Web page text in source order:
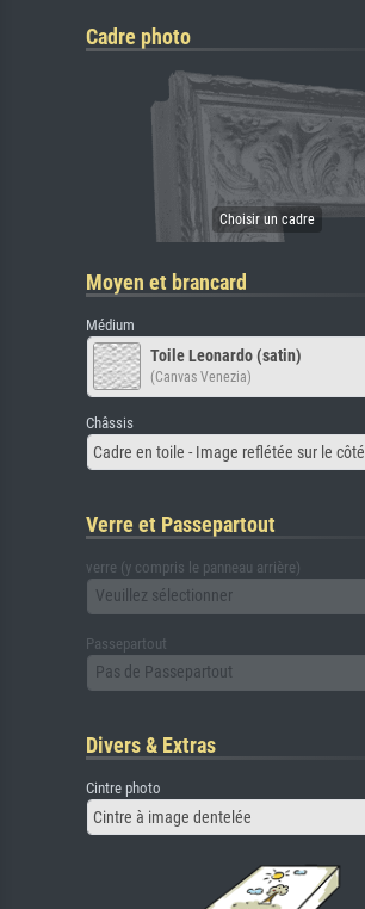
Cadre photo
Moyen et brancard
Médium
Toile Leonardo (satin)
(Canvas Venezia)
Châssis
Cadre en toile - Image reflétée sur le côté
Verre et Passepartout
verre (y compris le panneau arrière)
Veuillez sélectionner
Passepartout
Pas de Passepartout
Divers & Extras
Cintre photo
Cintre à image dentelée